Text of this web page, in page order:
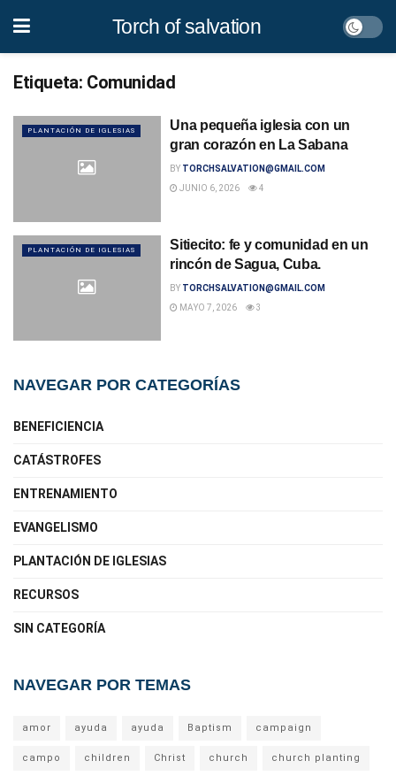
Torch of salvation
Etiqueta: Comunidad
PLANTACIÓN DE IGLESIAS
Una pequeña iglesia con un
gran corazón en La Sabana
BY TORCHSALVATION@GMAIL.COM
JUNIO 6, 2026
4
PLANTACIÓN DE IGLESIAS
Sitiecito: fe y comunidad en un
rincón de Sagua, Cuba.
BY TORCHSALVATION@GMAIL.COM
MAYO 7, 2026
3
NAVEGAR POR CATEGORÍAS
BENEFICIENCIA
CATÁSTROFES
ENTRENAMIENTO
EVANGELISMO
PLANTACIÓN DE IGLESIAS
RECURSOS
SIN CATEGORÍA
NAVEGAR POR TEMAS
amor ayuda ayuda Baptism campaign
campo children Christ church church planting